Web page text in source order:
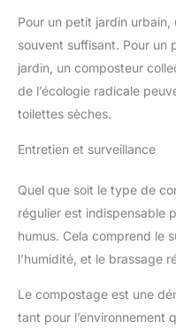
Pour un petit jardin
souvent suffisant. Pour un
jardin, un composteur
de l’écologie radicale
toilettes sèches.
Entretien et surveillance
Quel que soit le type de
régulier est indispensable
humus. Cela comprend le
l’humidité, et le brassage
Le compostage est une
tant pour l’environnement